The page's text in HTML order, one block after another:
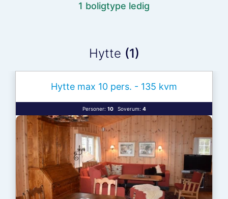
1 boligtype ledig
Hytte (1)
Hytte max 10 pers. - 135 kvm
Personer: 10 Soverum: 4